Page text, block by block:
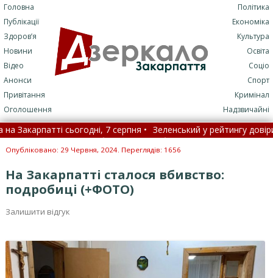
Головна
Публікації
Здоров’я
Новини
Відео
Анонси
Привітання
Оголошення
Політика
Економіка
Культура
Освіта
Соціо
Спорт
Кримінал
Надзвичайні
сьогодні, 7 серпня • Зеленський у рейтингу довіри до
проти хвороб, які раніше були невиліковними• Нові
Опубліковано: 29 Червня, 2024. Переглядів: 1656
На Закарпатті сталося вбивство:
подробиці (+ФОТО)
Залишити відгук